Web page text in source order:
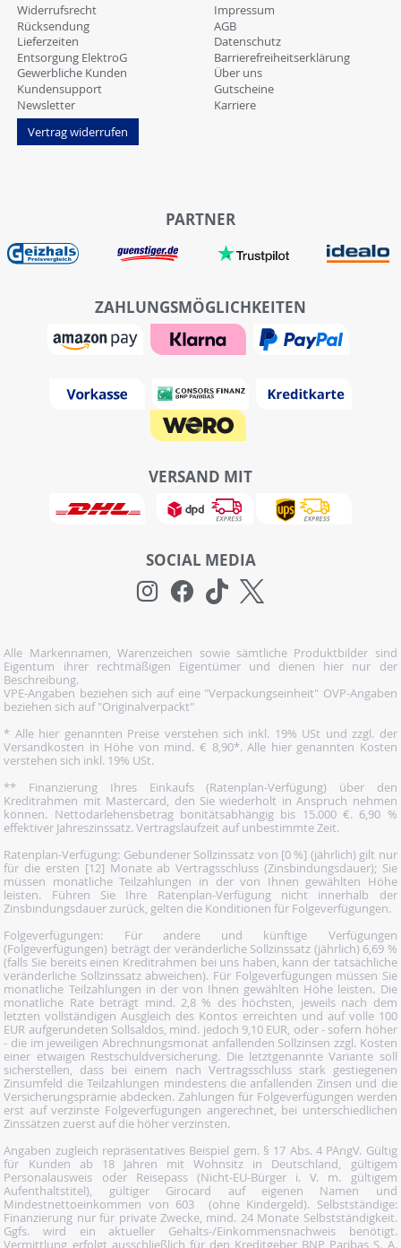
Widerrufsrecht
Rücksendung
Lieferzeiten
Entsorgung ElektroG
Gewerbliche Kunden
Kundensupport
Newsletter
Vertrag widerrufen
Impressum
AGB
Datenschutz
Barrierefreiheitserklärung
Über uns
Gutscheine
Karriere
PARTNER
ZAHLUNGSMÖGLICHKEITEN
VERSAND MIT
SOCIAL MEDIA
Alle Markennamen, Warenzeichen sowie sämtliche Produktbilder sind
Eigentum ihrer rechtmäßigen Eigentümer und dienen hier nur der
Beschreibung.
VPE-Angaben beziehen sich auf eine "Verpackungseinheit" OVP-Angaben
beziehen sich auf "Originalverpackt"
* Alle hier genannten Preise verstehen sich inkl. 19% USt und zzgl. der
Versandkosten in Höhe von mind. € 8,90*. Alle hier genannten Kosten
verstehen sich inkl. 19% USt.
** Finanzierung Ihres Einkaufs (Ratenplan-Verfügung) über den
Kreditrahmen mit Mastercard, den Sie wiederholt in Anspruch nehmen
können. Nettodarlehensbetrag bonitätsabhängig bis 15.000 €. 6,90 %
effektiver Jahreszinssatz. Vertragslaufzeit auf unbestimmte Zeit.
Ratenplan-Verfügung: Gebundener Sollzinssatz von [0 %] (jährlich) gilt nur
für die ersten [12] Monate ab Vertragsschluss (Zinsbindungsdauer); Sie
müssen monatliche Teilzahlungen in der von Ihnen gewählten Höhe
leisten. Führen Sie Ihre Ratenplan-Verfügung nicht innerhalb der
Zinsbindungsdauer zurück, gelten die Konditionen für Folgeverfügungen.
Folgeverfügungen: Für andere und künftige Verfügungen
(Folgeverfügungen) beträgt der veränderliche Sollzinssatz (jährlich) 6,69 %
(falls Sie bereits einen Kreditrahmen bei uns haben, kann der tatsächliche
veränderliche Sollzinssatz abweichen). Für Folgeverfügungen müssen Sie
monatliche Teilzahlungen in der von Ihnen gewählten Höhe leisten. Die
monatliche Rate beträgt mind. 2,8 % des höchsten, jeweils nach dem
letzten vollständigen Ausgleich des Kontos erreichten und auf volle 100
EUR aufgerundeten Sollsaldos, mind. jedoch 9,10 EUR, oder - sofern höher
- die im jeweiligen Abrechnungsmonat anfallenden Sollzinsen zzgl. Kosten
einer etwaigen Restschuldversicherung. Die letztgenannte Variante soll
sicherstellen, dass bei einem nach Vertragsschluss stark gestiegenen
Zinsumfeld die Teilzahlungen mindestens die anfallenden Zinsen und die
Versicherungsprämie abdecken. Zahlungen für Folgeverfügungen werden
erst auf verzinste Folgeverfügungen angerechnet, bei unterschiedlichen
Zinssätzen zuerst auf die höher verzinsten.
Angaben zugleich repräsentatives Beispiel gem. § 17 Abs. 4 PAngV. Gültig
für Kunden ab 18 Jahren mit Wohnsitz in Deutschland, gültigem
Personalausweis oder Reisepass (Nicht-EU-Bürger i. V. m. gültigem
Aufenthaltstitel), gültiger Girocard auf eigenen Namen und
Mindestnettoeinkommen von 603  (ohne Kindergeld). Selbstständige:
Finanzierung nur für private Zwecke, mind. 24 Monate Selbstständigkeit.
Ggfs. wird ein aktueller Gehalts-/Einkommensnachweis benötigt.
Vermittlung erfolgt ausschließlich für den Kreditgeber BNP Paribas S. A.